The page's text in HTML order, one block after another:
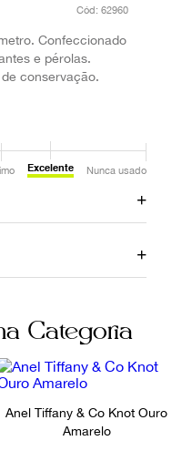
: 62960
Confeccionado
e pérolas.
conservação.
Excelente Nunca usado
Categoria
Anel Tiffany & Co Knot Ouro
Amarelo